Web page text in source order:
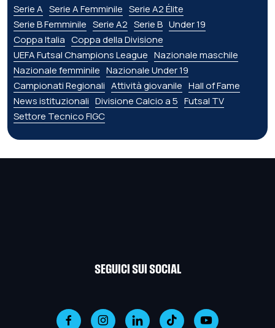
Serie A Serie A Femminile Serie A2 Élite
Serie B Femminile Serie A2 Serie B Under 19
Coppa Italia Coppa della Divisione
UEFA Futsal Champions League Nazionale maschile
Nazionale femminile Nazionale Under 19
Campionati Regionali Attività giovanile Hall of Fame
News istituzionali Divisione Calcio a 5 Futsal TV
Settore Tecnico FIGC
SEGUICI SUI SOCIAL